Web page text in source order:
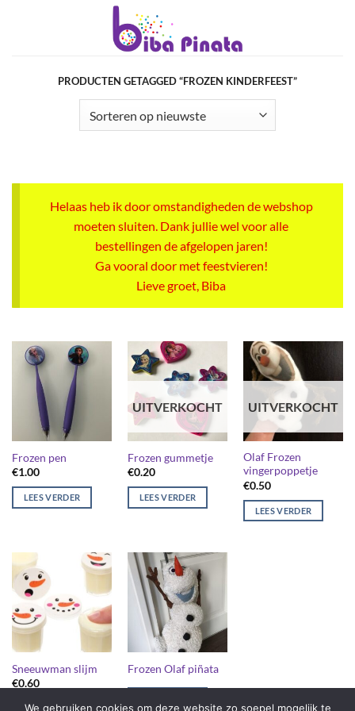
PRODUCTEN GETAGGED “FROZEN KINDERFEEST”
Helaas heb ik door omstandigheden de webshop
moeten sluiten. Dank jullie wel voor alle
bestellingen de afgelopen jaren!
Ga vooral door met feestvieren!
Lieve groet, Biba
Frozen pen
€1.00
LEES VERDER
UITVERKOCHT
Frozen gummetje
€0.20
LEES VERDER
UITVERKOCHT
Olaf Frozen
vingerpoppetje
€0.50
LEES VERDER
Sneeuwman slijm
€0.60
LEES VERDER
Frozen Olaf piñata
We gebruiken cookies om deze website zo soepel mogelijk te